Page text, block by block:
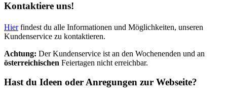
Kontaktiere uns!
Hierfindest du alle Informationen und Möglichkeiten, unseren
Kundenservice zu kontaktieren.
Achtung: Der Kundenservice ist an den Wochenenden und an
österreichischen Feiertagen nicht erreichbar.
Hast du Ideen oder Anregungen zur Webseite?